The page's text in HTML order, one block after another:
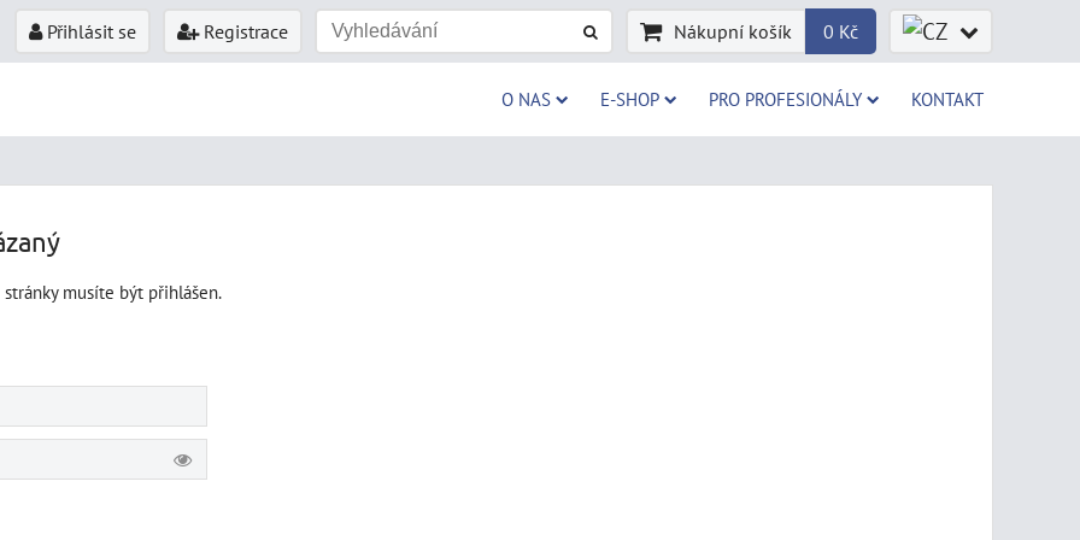
Přihlásit se Registrace Nákupní košík 0 Kč
O NAS E-SHOP PRO PROFESIONÁLY KONTAKT
musíte být přihlášen.